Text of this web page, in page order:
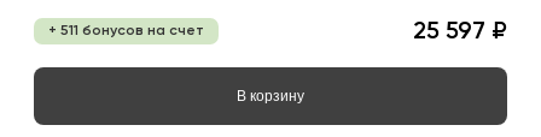
+ 511 бонусов на счет 25 597 ₽
В корзину